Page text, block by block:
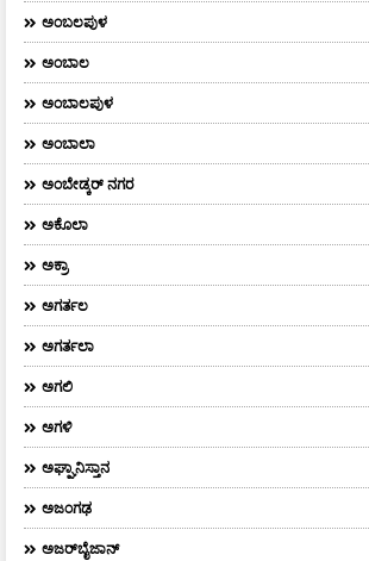
ಅಂಬಲಪುಳ
ಅಂಬಾಲ
ಅಂಬಾಲಪುಳ
ಅಂಬಾಲಾ
ಅಂಬೇಡ್ಕರ್‌ ನಗರ
ಅಕೊಲಾ
ಅಕ್ರಾ
ಅಗರ್ತಲ
ಅಗರ್ತಲಾ
ಅಗಲಿ
ಅಗಳಿ
ಅಘ್ಘಾನಿಸ್ತಾನ
ಅಜಂಗಢ
ಅಜರ್‌ಬೈಜಾನ್